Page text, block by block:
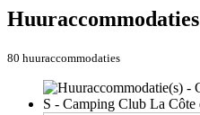
Huuraccommodaties
80 huuraccommodaties